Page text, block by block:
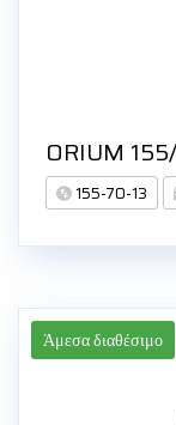
ORIUM
155-70-13
Άμεσα διαθέσιμο